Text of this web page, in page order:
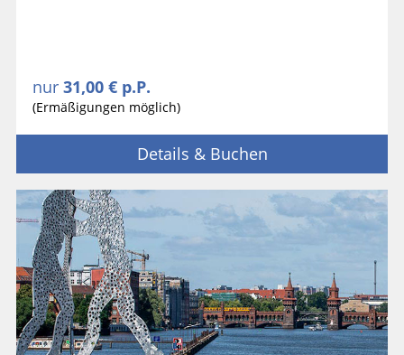
nur 31,00 € p.P.
(Ermäßigungen möglich)
Details & Buchen